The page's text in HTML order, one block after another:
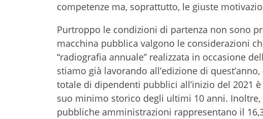
competenze ma, soprattutto, le giuste
Purtroppo le condizioni di partenza non sono
macchina pubblica valgono le considerazioni
“radiografia annuale” realizzata in occasione
stiamo già lavorando all’edizione di
totale di dipendenti pubblici all’inizio del 2021
suo minimo storico degli ultimi 10 anni.
pubbliche amministrazioni rappresentano il